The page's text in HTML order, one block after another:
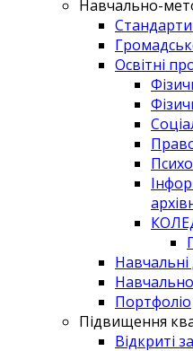
Навчально-
Освітні
Портфоліо
Підвищення
Відкриті